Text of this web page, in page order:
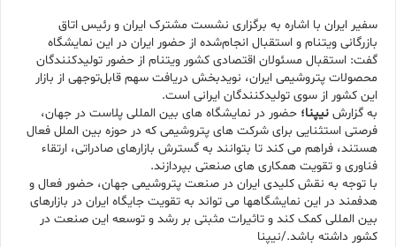
سفیر ایران با اشاره به برگزاری نشست مشترک ایران و رئیس اتاق
بازرگانی ویتنام و استقبال انجام‌شده از حضور ایران در این نمایشگاه
گفت: استقبال مسئولان اقتصادی کشور ویتنام از حضور تولیدکنندگان
محصولات پتروشیمی ایران، نویدبخش دریافت سهم قابل‌توجهی از بازار
این کشور از سوی تولیدکنندگان ایرانی است.
به گزارش نیپنا؛ حضور در نمایشگاه های بین المللی پلاست در جهان،
فرصتی استثنایی برای شرکت های پتروشیمی که در حوزه بین الملل فعال
هستند، فراهم می کند تا بتوانند به گسترش بازارهای صادراتی، ارتقاء
فناوری و تقویت همکاری های صنعتی بپردازند.
با توجه به نقش کلیدی ایران در صنعت پتروشیمی جهان، حضور فعال و
هدفمند در این نمایشگاهها می تواند به تقویت جایگاه ایران در بازارهای
بین المللی کمک کند و تاثیرات مثبتی بر رشد و توسعه این صنعت در
کشور داشته باشد./نیپنا